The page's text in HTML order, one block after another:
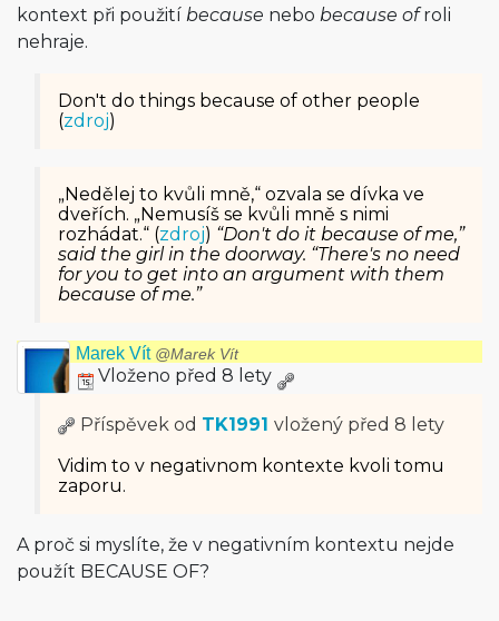
kontext při použití because nebo because ofroli
nehraje.
Don't do things because of other people
(zdroj)
„Nedělej to kvůli mně,“ ozvala se dívka ve
dveřích. „Nemusíš se kvůli mně s nimi
rozhádat.“ (zdroj) “Don't do it because of me,”
said the girl in the doorway. “There's no need
for you to get into an argument with them
because of me.”
Marek Vít @Marek Vít
Vloženo před 8 lety
Příspěvek od TK1991 vložený před 8 lety
Vidim to v negativnom kontexte kvoli tomu
zaporu.
A proč si myslíte, že v negativním kontextu nejde
použít BECAUSE OF?